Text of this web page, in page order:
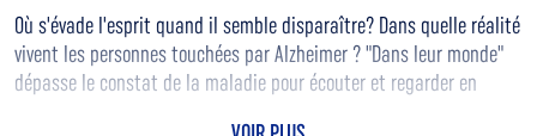
Où s'évade l'esprit quand il semble disparaître? Dans quelle réalité
vivent les personnes touchées par Alzheimer ? "Dans leur monde"
dépasse le constat de la maladie pour écouter et regarder en